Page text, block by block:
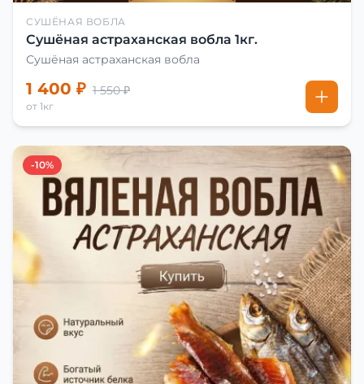
СУШЁНАЯ ВОБЛА
Сушёная астраханская вобла 1кг.
Сушёная астраханская вобла
1 400 ₽ 1 550 ₽
от 1кг
-10%